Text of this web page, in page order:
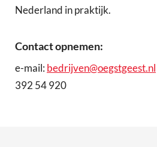
Nederland in praktijk.
Contact opnemen:
e-mail: bedrijven@oegstgeest.nl
392 54 920